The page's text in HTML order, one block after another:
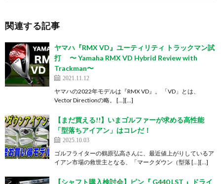
関連する記事
ヤマハ『RMX VD』ユーティリティ トラックマン試
打 〜 Yamaha RMX VD Hybrid Review with
Trackman〜
2021.11.12
ヤマハの2022年モデルは『RMX VD』。 「VD」とは、
Vector Directionの略。 […][…]
【まだ買える!!】いまゴルファーが求める高性能
「型落ちアイアン」はコレだ！
2025.10.03
ゴルフライターの鶴原弘高さんに、最近値上がりしているア
イアン市場の救世主となる、「マークダウン（型落 […][…]
【シャフト購入検討会】ピン『 G440 LST 』ドライ